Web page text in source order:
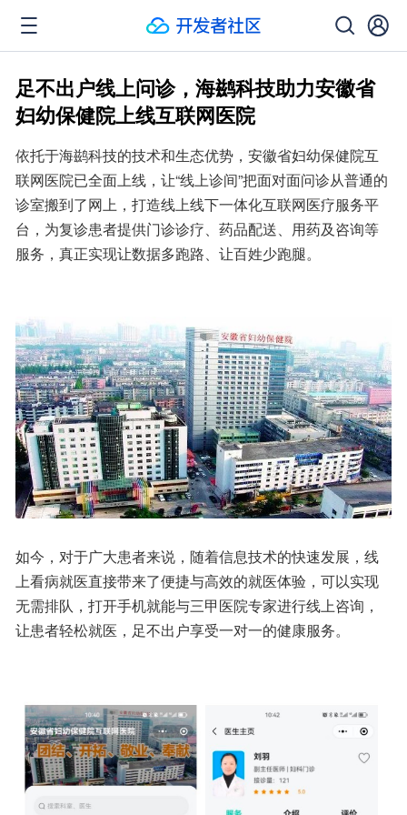
足不出户线上问诊，海鹚科技助力安徽省
妇幼保健院上线互联网医院
依托于海鹚科技的技术和生态优势，安徽省妇幼保健院互
联网医院已全面上线，让“线上诊间”把面对面问诊从普通的
诊室搬到了网上，打造线上线下一体化互联网医疗服务平
台，为复诊患者提供门诊诊疗、药品配送、用药及咨询等
服务，真正实现让数据多跑路、让百姓少跑腿。
如今，对于广大患者来说，随着信息技术的快速发展，线
上看病就医直接带来了便捷与高效的就医体验，可以实现
无需排队，打开手机就能与三甲医院专家进行线上咨询，
让患者轻松就医，足不出户享受一对一的健康服务。